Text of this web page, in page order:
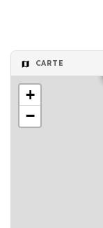
CARTE
+
−